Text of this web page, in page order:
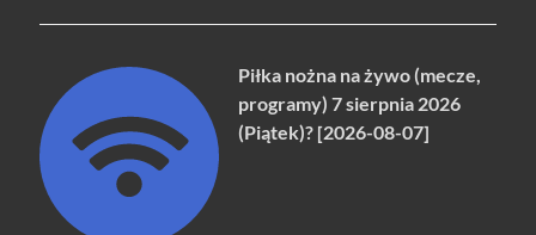
Piłka nożna na żywo (mecze,
programy) 7 sierpnia 2026
(Piątek)? [2026-08-07]